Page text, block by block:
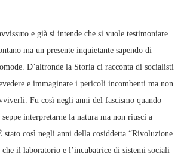
e già si intende che si vuole testimoniare
ma un presente inquietante sapendo di
D’altronde la Storia ci racconta di socialisti
e immaginare i pericoli incombenti ma non
Fu così negli anni del fascismo quando
interpretarne la natura ma non riuscì a
stato così negli anni della cosiddetta “Rivoluzione
il laboratorio e l’incubatrice di sistemi sociali